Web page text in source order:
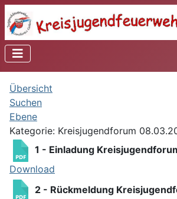
Übersicht
Suchen
Ebene
Kategorie: Kreisjugendforum
1 - Einladung
Download
2 - Rückmeldung